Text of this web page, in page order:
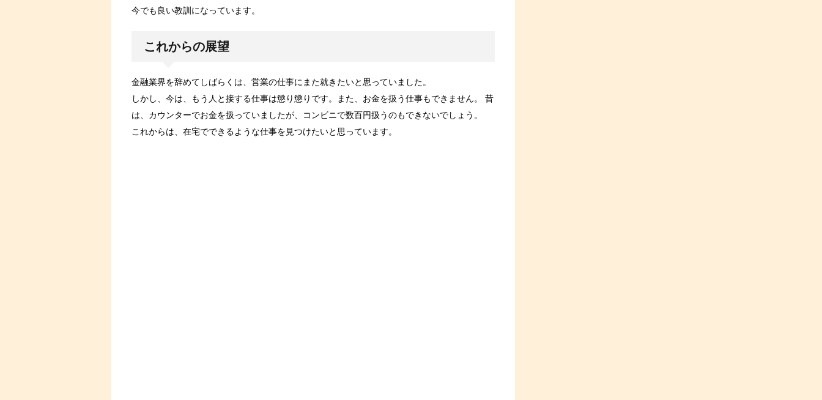
今でも良い教訓になっています。
これからの展望
金融業界を辞めてしばらくは、営業の仕事にまた就きたいと思っていました。
しかし、今は、もう人と接する仕事は懲り懲りです。また、お金を扱う仕事もできません。 昔
は、カウンターでお金を扱っていましたが、コンビニで数百円扱うのもできないでしょう。
これからは、在宅でできるような仕事を見つけたいと思っています。